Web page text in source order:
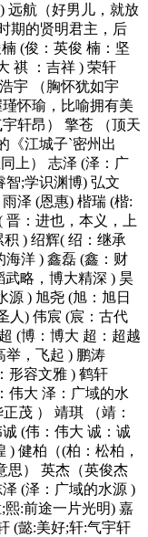
远航（好男儿，就放
期的贤明君主，后
(俊：英俊 楠：坚
祺 ：吉祥 ) 荣轩
宇 （胸怀犹如宇
怀瑜，比喻拥有美
轩昂） 擎苍 （顶天
《江城子`密州出
上） 志泽 (泽：广
智;学识渊博) 弘文
泽 (恩惠) 楷瑞 (楷:
晋：进也，本义，上
) 绍辉( 绍：继承
海洋 ) 鑫磊 (鑫：财
武略，博大精深 ) 昊
源 ) 旭尧 (旭：旭日
人) 伟宸 (宸：古代
(博：博大 超：超越
举，飞起 ) 鹏涛
形容文雅 ) 鹤轩
伟大 泽：广域的水
茂 ） 靖琪 （靖：
(伟：伟大 诚：诚
) 健柏（(柏：松柏，
思） 英杰（英俊杰
(泽：广域的水源 )
熙:前途一片光明) 嘉
(懿:美好;轩:气宇轩